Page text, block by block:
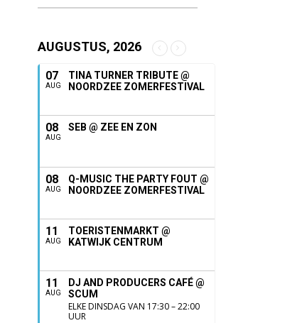
AUGUSTUS, 2026
07
AUG
TINA TURNER TRIBUTE @
NOORDZEE ZOMERFESTIVAL
08
AUG
SEB @ ZEE EN ZON
08
AUG
Q-MUSIC THE PARTY FOUT @
NOORDZEE ZOMERFESTIVAL
11
AUG
TOERISTENMARKT @
KATWIJK CENTRUM
11
AUG
DJ AND PRODUCERS CAFÉ @
SCUM
ELKE DINSDAG VAN 17:30 – 22:00
UUR